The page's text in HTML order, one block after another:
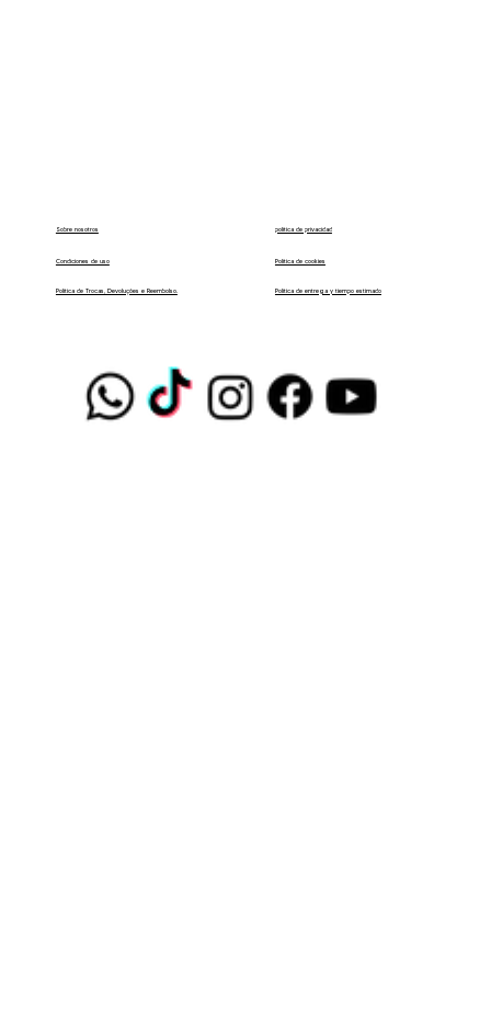
Sobre nosotros
Condiciones de uso
Política de Trocas, Devoluções e Reembolso. Política de entrega y tiempo estimado
Política de cookies
política de privacidad